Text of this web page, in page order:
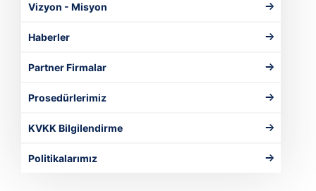
Vizyon - Misyon
Haberler
Partner Firmalar
Prosedürlerimiz
KVKK Bilgilendirme
Politikalarımız